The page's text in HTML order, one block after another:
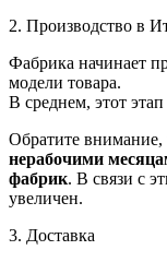
2. Производство в
Фабрика начинает
модели товара.
В среднем, этот
Обратите внимание,
нерабочими
фабрик. В связи с
увеличен.
3. Доставка